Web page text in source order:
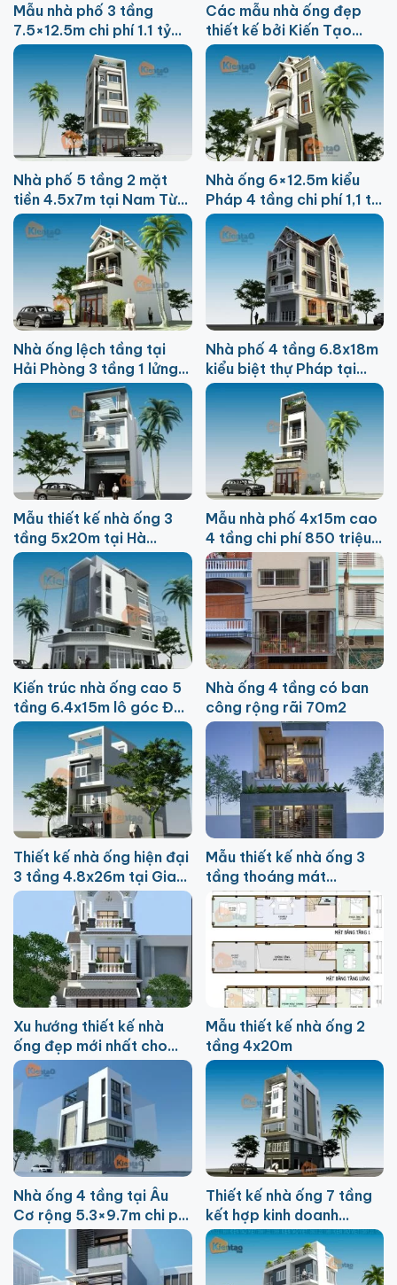
Mẫu nhà phố 3 tầng
7.5×12.5m chi phí 1.1 tỷ
tại Đà Nẵng
Các mẫu nhà ống đẹp
thiết kế bởi Kiến Tạo
Việt
Nhà phố 5 tầng 2 mặt
tiền 4.5x7m tại Nam Từ
Liêm chi phí 650 triệu
Nhà ống 6×12.5m kiểu
Pháp 4 tầng chi phí 1,1 tỷ
tại Thanh Trì
Nhà ống lệch tầng tại
Hải Phòng 3 tầng 1 lửng
4.1x24m
Nhà phố 4 tầng 6.8x18m
kiểu biệt thự Pháp tại
Sóc Sơn
Mẫu thiết kế nhà ống 3
tầng 5x20m tại Hà
Đông, Hà Nội
Mẫu nhà phố 4x15m cao
4 tầng chi phí 850 triệu
tại Thái Bình
Kiến trúc nhà ống cao 5
tầng 6.4x15m lô góc Đại
Thanh
Nhà ống 4 tầng có ban
công rộng rãi 70m2
Thiết kế nhà ống hiện đại
3 tầng 4.8x26m tại Gia
Lâm HN
Mẫu thiết kế nhà ống 3
tầng thoáng mát
4,5x16m
Xu hướng thiết kế nhà
ống đẹp mới nhất cho
năm 2026
Mẫu thiết kế nhà ống 2
tầng 4x20m
Nhà ống 4 tầng tại Âu
Cơ rộng 5.3×9.7m chi phí
900 triệu
Thiết kế nhà ống 7 tầng
kết hợp kinh doanh
6.7×15.3m tại Mỹ Đình